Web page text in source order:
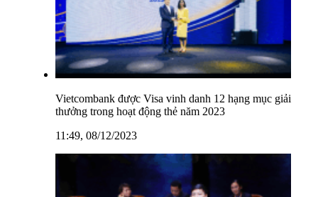
Vietcombank được Visa vinh danh 12 hạng mục giải
thưởng trong hoạt động thẻ năm 2023
11:49, 08/12/2023